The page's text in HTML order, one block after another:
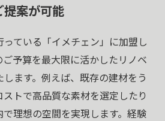
案が可能
ている「イメチェン」に加盟し
予算を最大限に活かしたリノベ
ます。例えば、既存の建材をう
トで高品質な素材を選定したり
理想の空間を実現します。経験